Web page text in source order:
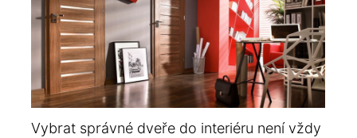
Vybrat správné dveře do interiéru není vždy